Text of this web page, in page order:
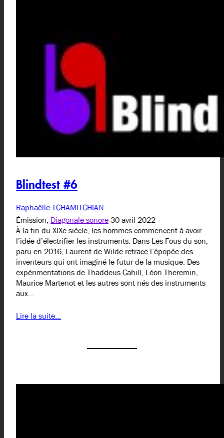
Blindtest #6
Raphaëlle TCHAMITCHIAN
Émission, Diagonale sonore30 avril 2022
À la fin du XIXe siècle, les hommes commencent à avoir
l’idée d’électrifier les instruments. Dans Les Fous du son,
paru en 2016, Laurent de Wilde retrace l’épopée des
inventeurs qui ont imaginé le futur de la musique. Des
expérimentations de Thaddeus Cahill, Léon Theremin,
Maurice Martenot et les autres sont nés des instruments
aux…
Lire la suite…